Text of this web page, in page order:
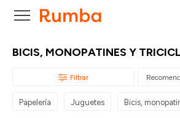

BICIS, MONOPATINES Y
Papelería Juguetes Bicis,